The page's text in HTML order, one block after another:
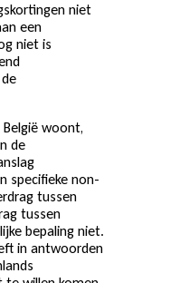
niet
een
niet is
woont,
de
specifieke non-
tussen
tussen
bepaling niet.
in antwoorden